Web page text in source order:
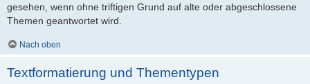
gesehen, wenn ohne triftigen Grund auf alte oder abgeschlossene
Themen geantwortet wird.
Nach oben
Textformatierung und Thementypen